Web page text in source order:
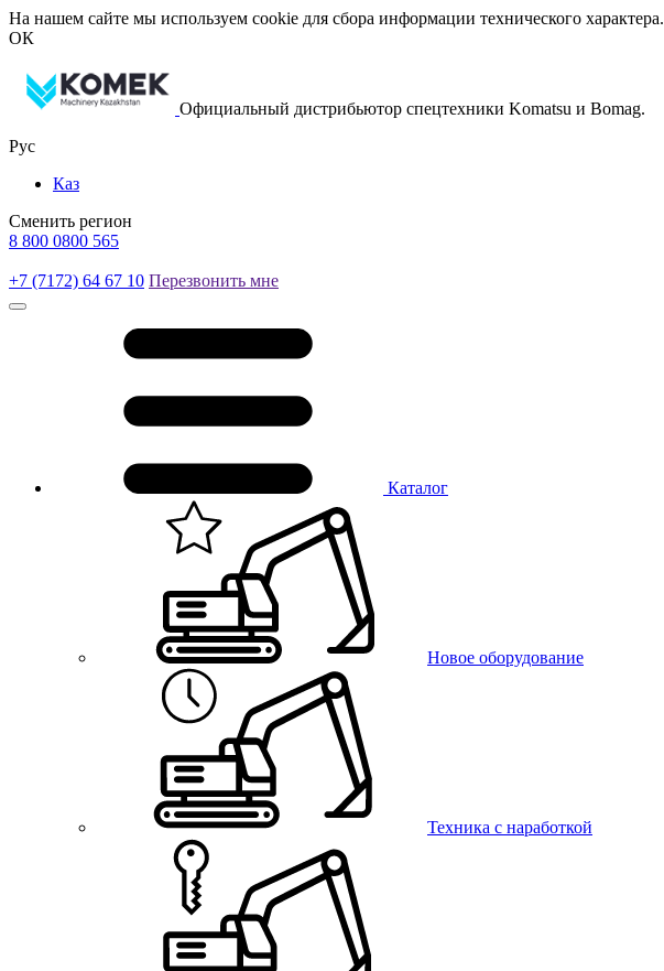
На нашем сайте мы используем cookie для сбора информации технического характера.
ОК
Официальный дистрибьютор спецтехники Komatsu и Bomag.
Рус
Каз
Сменить регион
8 800 0800 565
+7 (7172) 64 67 10 Перезвонить мне
Каталог
Новое оборудование
Техника с наработкой